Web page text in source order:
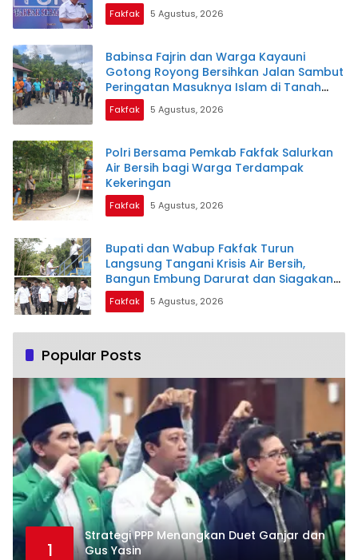
Fakfak 5 Agustus, 2026
Babinsa Fajrin dan Warga Kayauni
Gotong Royong Bersihkan Jalan Sambut
Peringatan Masuknya Islam di Tanah
Papua
Fakfak 5 Agustus, 2026
Polri Bersama Pemkab Fakfak Salurkan
Air Bersih bagi Warga Terdampak
Kekeringan
Fakfak 5 Agustus, 2026
Bupati dan Wabup Fakfak Turun
Langsung Tangani Krisis Air Bersih,
Bangun Embung Darurat dan Siagakan
Distribusi Air Gratis
Fakfak 5 Agustus, 2026
Popular Posts
1
Strategi PPP Menangkan Duet Ganjar dan
Gus Yasin